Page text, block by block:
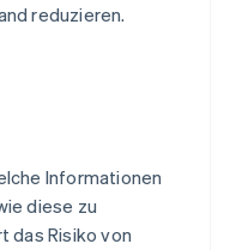
reduzieren.
Informationen
diese zu
das Risiko von